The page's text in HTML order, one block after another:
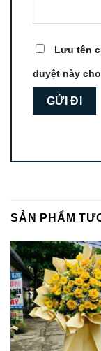
Lưu tên
duyệt này
SẢN PHẨM